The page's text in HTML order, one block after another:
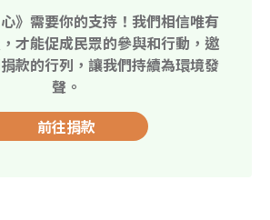
心》需要你的支持！我們相信唯有
才能促成民眾的參與和行動，邀
款的行列，讓我們持續為環境發
聲。
前往捐款